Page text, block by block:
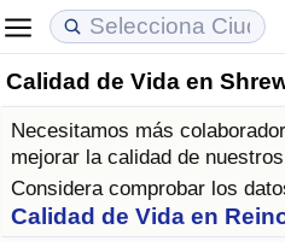
Calidad de Vida en
Necesitamos más
mejorar la calidad de
Considera comprobar los
Calidad de Vida en
Coste de vida
Índice de Costo de Vida
Índice de Costo de Vida
Precios de las propiedades
Índice de Precios de
Índice de Precios de
Calidad de Vida
Índice de Calidad de Vida
Índice de Calidad de Vida